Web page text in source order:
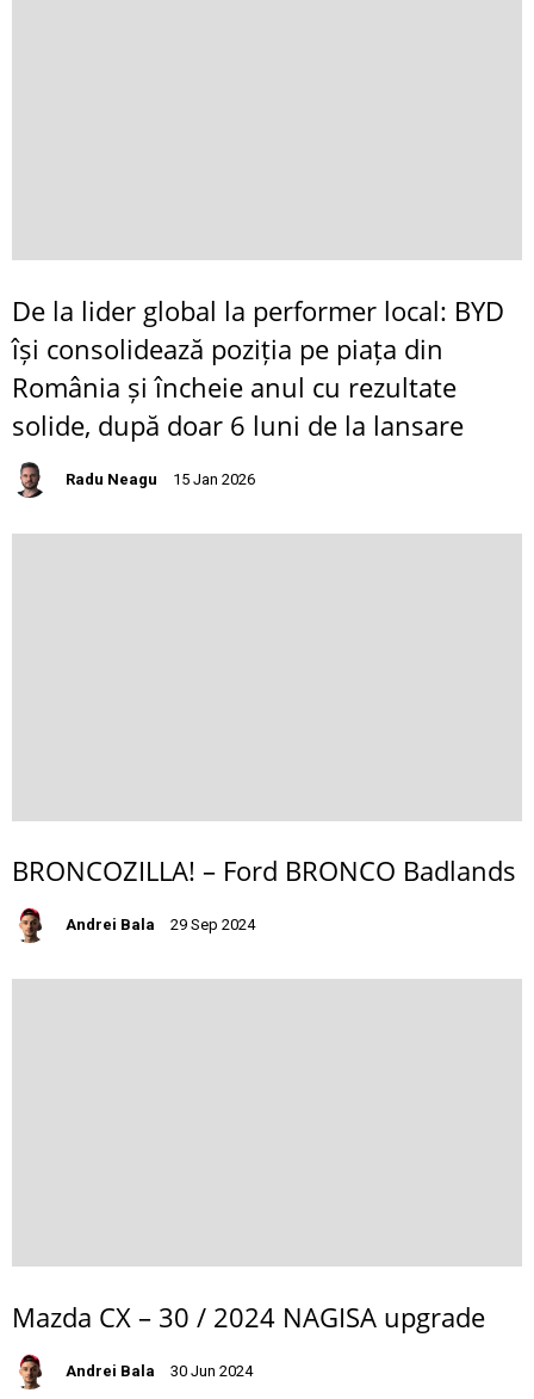
De la lider global la performer local: BYD
își consolidează poziția pe piața din
România și încheie anul cu rezultate
solide, după doar 6 luni de la lansare
Radu Neagu 15 Jan 2026
BRONCOZILLA! – Ford BRONCO Badlands
Andrei Bala 29 Sep 2024
Mazda CX – 30 / 2024 NAGISA upgrade
Andrei Bala 30 Jun 2024